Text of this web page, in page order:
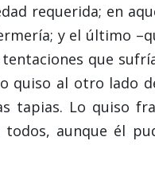
requerida; en
y el último
que
quiso al otro lado
tapias. Lo quiso
aunque él